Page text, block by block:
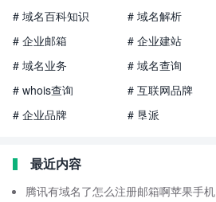
# 域名百科知识
# 域名解析
# 企业邮箱
# 企业建站
# 域名业务
# 域名查询
# whois查询
# 互联网品牌
# 企业品牌
# 垦派
最近内容
腾讯有域名了怎么注册邮箱啊苹果手机